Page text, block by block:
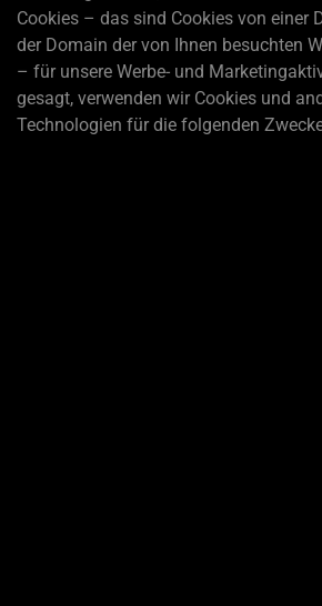
Cookies – das sind Cookies von einer
der Domain der von Ihnen besuchten
– für unsere Werbe- und
gesagt, verwenden wir Cookies und
Technologien für die folgenden